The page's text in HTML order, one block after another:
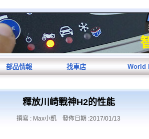
部品情報 找車店 World
釋放川崎戰神H2的性能
撰寫 : Max小凱 發佈日期 :2017/01/13